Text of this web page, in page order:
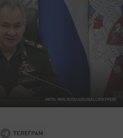
ФОТО: MOD RUSSIA/GLOBALLOOKPRESS